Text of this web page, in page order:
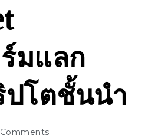
มแลก
ปโตชั้นนำ